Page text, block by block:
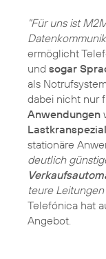
"Für uns ist
ermöglicht
und sogar
als
dabei nicht nur
Anwendungen
stationäre
deutlich
teure
Telefónica hat
Angebot.